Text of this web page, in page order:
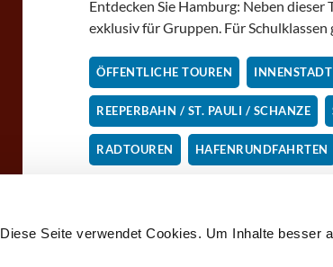
Diese Seite verwendet Cookies. Um Inhalte besser
Entdecken Sie Hamburg: Neben
exklusiv für Gruppen. Für
ÖFFENTLICHE TOUREN INNENSTADT
REEPERBAHN / ST. PAULI / SCHANZE
RADTOUREN HAFENRUNDFAHRTEN
F
T